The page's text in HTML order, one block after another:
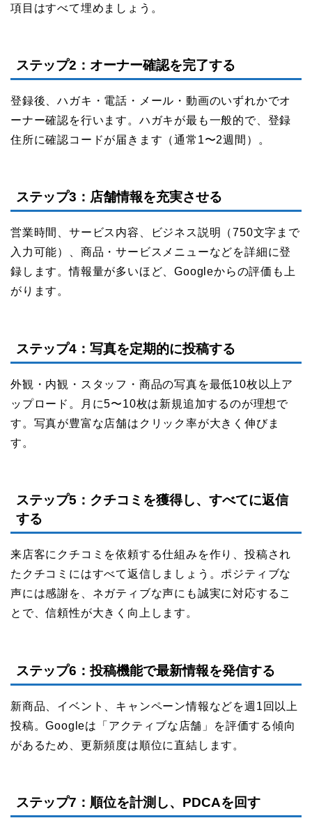
項目はすべて埋めましょう。
ステップ2：オーナー確認を完了する
登録後、ハガキ・電話・メール・動画のいずれかでオ
ーナー確認を行います。ハガキが最も一般的で、登録
住所に確認コードが届きます（通常1〜2週間）。
ステップ3：店舗情報を充実させる
営業時間、サービス内容、ビジネス説明（750文字まで
入力可能）、商品・サービスメニューなどを詳細に登
録します。情報量が多いほど、Googleからの評価も上
がります。
ステップ4：写真を定期的に投稿する
外観・内観・スタッフ・商品の写真を最低10枚以上ア
ップロード。月に5〜10枚は新規追加するのが理想で
す。写真が豊富な店舗はクリック率が大きく伸びま
す。
ステップ5：クチコミを獲得し、すべてに返信
する
来店客にクチコミを依頼する仕組みを作り、投稿され
たクチコミにはすべて返信しましょう。ポジティブな
声には感謝を、ネガティブな声にも誠実に対応するこ
とで、信頼性が大きく向上します。
ステップ6：投稿機能で最新情報を発信する
新商品、イベント、キャンペーン情報などを週1回以上
投稿。Googleは「アクティブな店舗」を評価する傾向
があるため、更新頻度は順位に直結します。
ステップ7：順位を計測し、PDCAを回す